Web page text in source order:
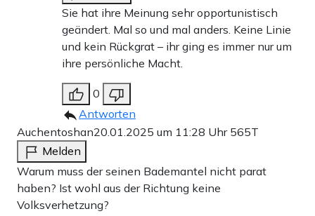
Sie hat ihre Meinung sehr opportunistisch
geändert. Mal so und mal anders. Keine Linie
und kein Rückgrat – ihr ging es immer nur um
ihre persönliche Macht.
0
Antworten
Auchentoshan20.01.2025 um 11:28 Uhr 565T
Melden
Warum muss der seinen Bademantel nicht parat
haben? Ist wohl aus der Richtung keine
Volksverhetzung?